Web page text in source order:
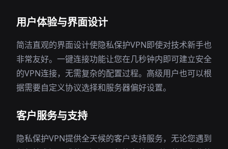
用户体验与界面设计
简洁直观的界面设计使隐私保护VPN即使对技术新手也
非常友好。一键连接功能让您在几秒钟内即可建立安全
的VPN连接，无需复杂的配置过程。高级用户也可以根
据需要自定义协议选择和服务器偏好设置。
客户服务与支持
隐私保护VPN提供全天候的客户支持服务，无论您遇到